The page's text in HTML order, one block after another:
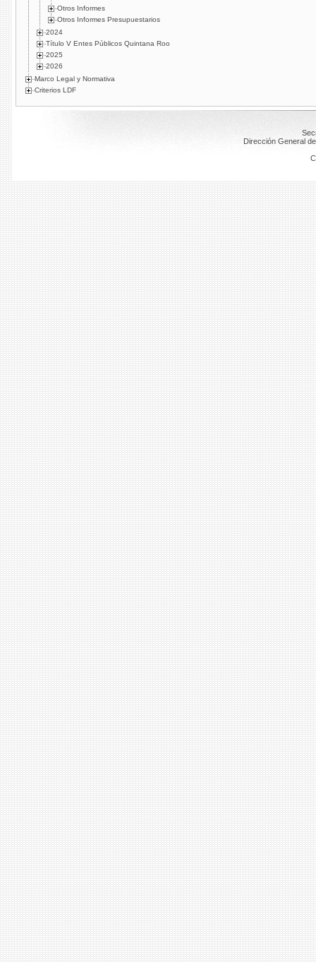
Otros Informes
Otros Informes Presupuestarios
2024
Título V Entes Públicos Quintana Roo
2025
2026
Marco Legal y Normativa
Criterios LDF
Dirección General